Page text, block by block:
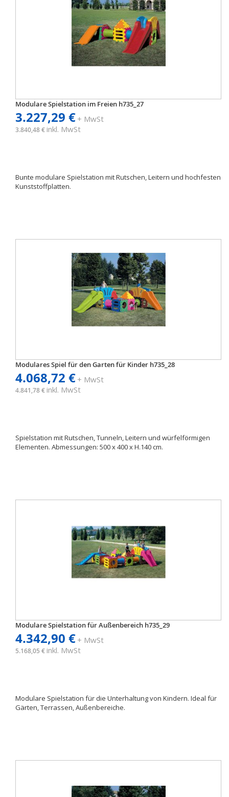
Modulare Spielstation im Freien h735_27
3.227,29 €+ MwSt
3.840,48 € inkl. MwSt
Bunte modulare Spielstation mit Rutschen, Leitern und hochfesten
Kunststoffplatten.
Modulares Spiel für den Garten für Kinder h735_28
4.068,72 €+ MwSt
4.841,78 € inkl. MwSt
Spielstation mit Rutschen, Tunneln, Leitern und würfelförmigen
Elementen. Abmessungen: 500 x 400 x H.140 cm.
Modulare Spielstation für Außenbereich h735_29
4.342,90 €+ MwSt
5.168,05 € inkl. MwSt
Modulare Spielstation für die Unterhaltung von Kindern. Ideal für
Gärten, Terrassen, Außenbereiche.